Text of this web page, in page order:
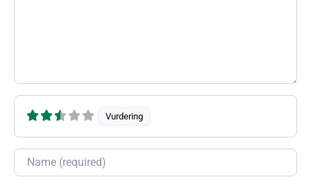
Vurdering
Name